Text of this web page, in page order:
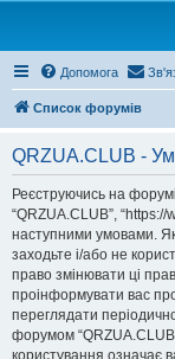
Допомога
Список форумів
QRZUA.CLUB -
Реєструючись на
“QRZUA.CLUB”,
наступними умовами.
заходьте і/або не
право змінювати ці
проінформувати вас
переглядати
форумом
користування означає